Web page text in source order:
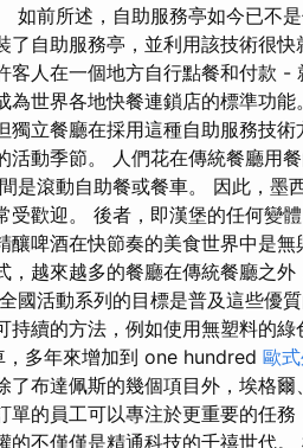
如前所述，自助服務亭如今已不
了自助服務亭，並利用該技術很
客人在一個地方自行點餐和付款
為世界各地快餐連鎖店的標準功
獨立餐廳在採用這種自助服務技
活動季節。 人們花在傳統餐廳用
是滾動自助餐或餐車。 因此，墨
受歡迎。 後者，即漢堡的任何變
釀啤酒在快節奏的美食世界中是
，越來越多的餐廳在傳統餐廳之
國活動系列的目標是普及這些優
持續的方法，例如使用無塑料的
多年來增加到 one hundred 歐
了布達佩斯的幾個項目外，埃格爾
單的員工可以專注於更重要的任
的不僅僅是精通科技的千禧世代